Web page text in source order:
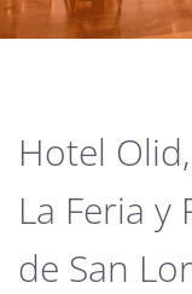
Hotel
La Feria y
de San